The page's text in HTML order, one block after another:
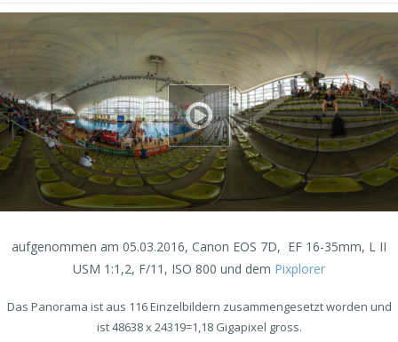
aufgenommen am 05.03.2016, Canon EOS 7D, EF 16-35mm, L II
USM 1:1,2, F/11, ISO 800 und dem Pixplorer
Das Panorama ist aus 116 Einzelbildern zusammengesetzt worden und
ist 48638 x 24319=1,18 Gigapixel gross.